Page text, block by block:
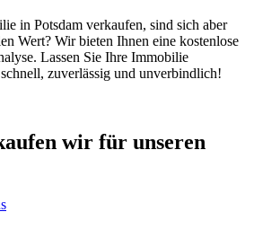
in Potsdam verkaufen, sind sich aber
Wert? Wir bieten Ihnen eine kostenlose
Lassen Sie Ihre Immobilie
zuverlässig und unverbindlich!
wir für unseren